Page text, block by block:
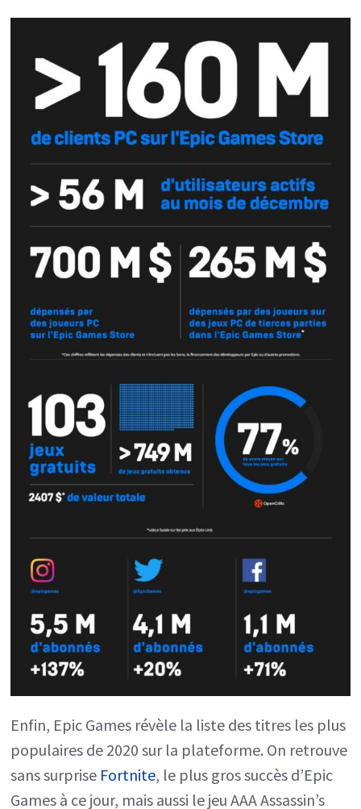
Enfin, Epic Games révèle la liste des titres les plus
populaires de 2020 sur la plateforme. On retrouve
sans surprise Fortnite, le plus gros succès d’Epic
Games à ce jour, mais aussi le jeu AAA Assassin’s